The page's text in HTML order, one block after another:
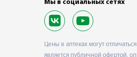
Мы в социальных сетях
Цены в аптеках могут
является публичной офертой,